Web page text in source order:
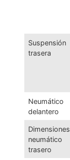
Suspensión
trasera
Neumático
delantero
Dimensiones
neumático
trasero